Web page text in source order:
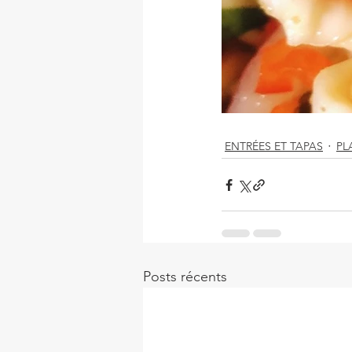
ENTRÉES ET TAPAS
Posts récents